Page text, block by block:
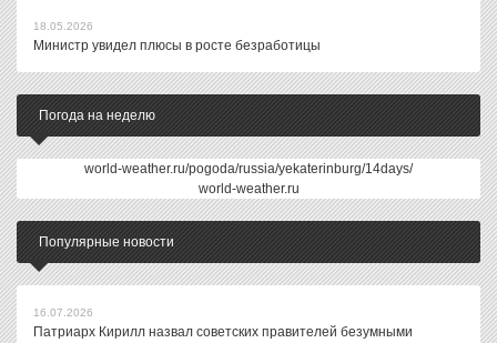
18.05.2026
Министр увидел плюсы в росте безработицы
Погода на неделю
world-weather.ru/pogoda/russia/yekaterinburg/14days/
world-weather.ru
Популярные новости
16.07.2026
Патриарх Кирилл назвал советских правителей безумными